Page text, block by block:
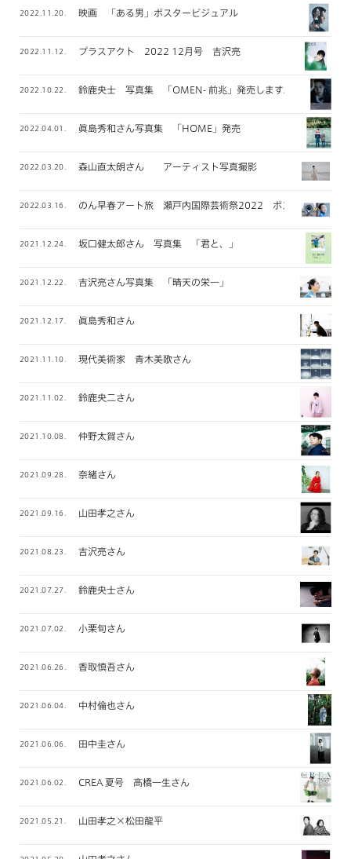
2022.11.20. 映画 「ある男」ポスタービジュアル
2022.11.12. プラスアクト 2022 12月号 吉沢亮
2022.10.22. 鈴鹿央士 写真集 「OMEN- 前兆」発売します。
2022.04.01. 眞島秀和さん写真集 「HOME」発売
2022.03.20. 森山直太朗さん アーティスト写真撮影
2022.03.16. のん早春アート旅 瀬戸内国際芸術祭2022 ポスター撮影
2021.12.24. 坂口健太郎さん 写真集 「君と、」
2021.12.22. 吉沢亮さん写真集 「晴天の栄一」
2021.12.17. 眞島秀和さん
2021.11.10. 現代美術家 青木美歌さん
2021.11.02. 鈴鹿央二さん
2021.10.08. 仲野太賀さん
2021.09.28. 奈緒さん
2021.09.16. 山田孝之さん
2021.08.23. 吉沢亮さん
2021.07.27. 鈴鹿央士さん
2021.07.02. 小栗旬さん
2021.06.26. 香取慎吾さん
2021.06.04. 中村倫也さん
2021.06.06. 田中圭さん
2021.06.02. CREA 夏号 高橋一生さん
2021.05.21. 山田孝之×松田龍平